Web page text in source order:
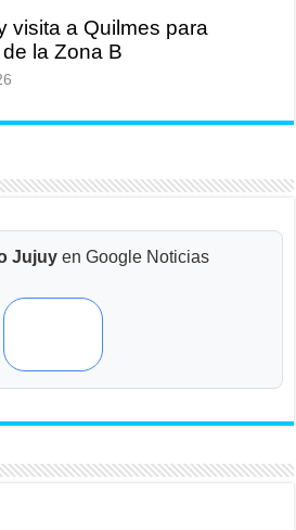
visita a Quilmes para
la Zona B
Jujuy en Google Noticias